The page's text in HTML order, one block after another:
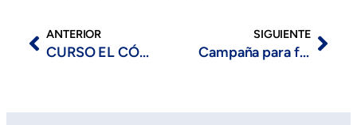
ANTERIOR
CURSO EL CÓDIGO DE LA CIENCIA. CLAVES PARA INVESTIGAR EN CIENCIAS DE LA SALUD
SIGUIENTE
Campaña para fomentar la detección del virus de la hepatitis C